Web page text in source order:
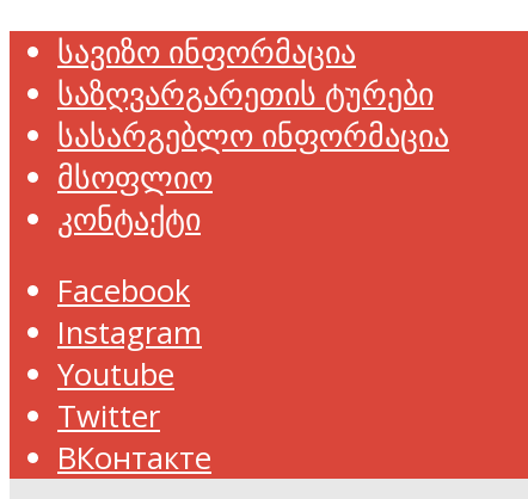
სავიზო ინფორმაცია
საზღვარგარეთის ტურები
სასარგებლო ინფორმაცია
მსოფლიო
კონტაქტი
Facebook
Instagram
Youtube
Twitter
ВКонтакте